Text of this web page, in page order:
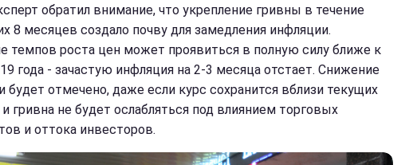
обратил внимание, что укрепление гривны в течение
8 месяцев создало почву для замедления инфляции.
темпов роста цен может проявиться в полную силу ближе к
года - зачастую инфляция на 2-3 месяца отстает. Снижение
будет отмечено, даже если курс сохранится вблизи текущих
гривна не будет ослабляться под влиянием торговых
и оттока инвесторов.